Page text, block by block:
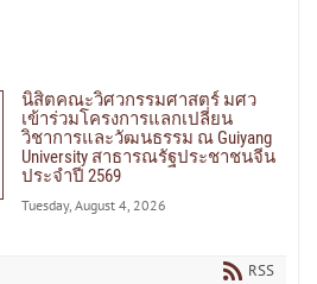
นิสิตคณะวิศวกรรมศาสตร์ มศว
เข้าร่วมโครงการแลกเปลี่ยน
วิชาการและวัฒนธรรม ณ Guiyang
University สาธารณรัฐประชาชนจีน
ประจำปี 2569
Tuesday, August 4, 2026
RSS